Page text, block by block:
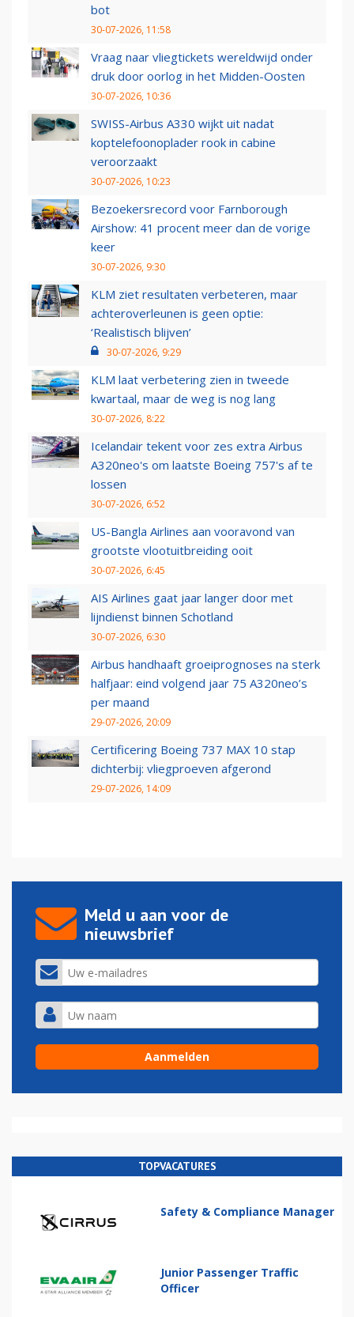
bot
30-07-2026, 11:58
Vraag naar vliegtickets wereldwijd onder
druk door oorlog in het Midden-Oosten
30-07-2026, 10:36
SWISS-Airbus A330 wijkt uit nadat
koptelefoonoplader rook in cabine
veroorzaakt
30-07-2026, 10:23
Bezoekersrecord voor Farnborough
Airshow: 41 procent meer dan de vorige
keer
30-07-2026, 9:30
KLM ziet resultaten verbeteren, maar
achteroverleunen is geen optie:
‘Realistisch blijven’
30-07-2026, 9:29
KLM laat verbetering zien in tweede
kwartaal, maar de weg is nog lang
30-07-2026, 8:22
Icelandair tekent voor zes extra Airbus
A320neo's om laatste Boeing 757's af te
lossen
30-07-2026, 6:52
US-Bangla Airlines aan vooravond van
grootste vlootuitbreiding ooit
30-07-2026, 6:45
AIS Airlines gaat jaar langer door met
lijndienst binnen Schotland
30-07-2026, 6:30
Airbus handhaaft groeiprognoses na sterk
halfjaar: eind volgend jaar 75 A320neo’s
per maand
29-07-2026, 20:09
Certificering Boeing 737 MAX 10 stap
dichterbij: vliegproeven afgerond
29-07-2026, 14:09
Meld u aan voor de
nieuwsbrief
TOPVACATURES
Safety & Compliance Manager
Junior Passenger Traffic
Officer